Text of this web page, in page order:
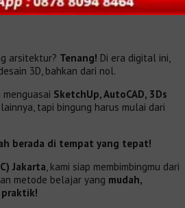
arsitektur? Tenang! Di era digital ini,
3D, bahkan dari nol.
menguasai SketchUp, AutoCAD, 3Ds
tapi bingung harus mulai dari
berada di tempat yang tepat!
Jakarta , kami siap membimbingmu dari
metode belajar yang mudah,